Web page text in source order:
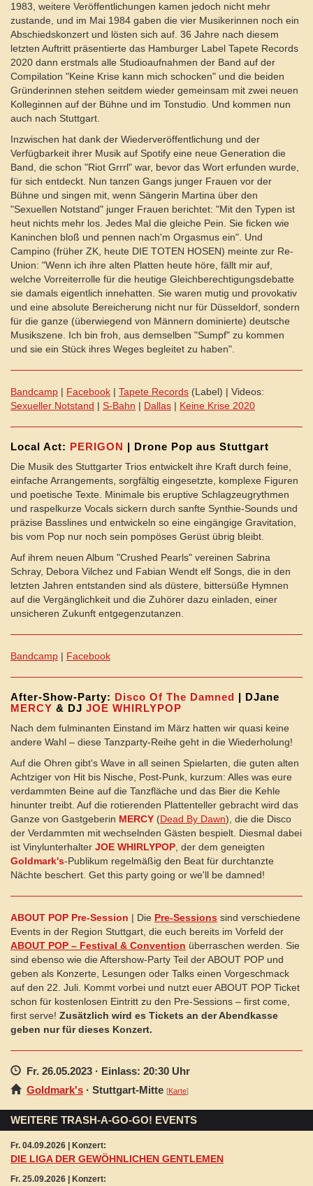
1983, weitere Veröffentlichungen kamen jedoch nicht mehr
zustande, und im Mai 1984 gaben die vier Musikerinnen noch ein
Abschiedskonzert und lösten sich auf. 36 Jahre nach diesem
letzten Auftritt präsentierte das Hamburger Label Tapete Records
2020 dann erstmals alle Studioaufnahmen der Band auf der
Compilation "Keine Krise kann mich schocken" und die beiden
Gründerinnen stehen seitdem wieder gemeinsam mit zwei neuen
Kolleginnen auf der Bühne und im Tonstudio. Und kommen nun
auch nach Stuttgart.
Inzwischen hat dank der Wiederveröffentlichung und der
Verfügbarkeit ihrer Musik auf Spotify eine neue Generation die
Band, die schon "Riot Grrrl" war, bevor das Wort erfunden wurde,
für sich entdeckt. Nun tanzen Gangs junger Frauen vor der
Bühne und singen mit, wenn Sängerin Martina über den
"Sexuellen Notstand" junger Frauen berichtet: "Mit den Typen ist
heut nichts mehr los. Jedes Mal die gleiche Pein. Sie ficken wie
Kaninchen bloß und pennen nach'm Orgasmus ein". Und
Campino (früher ZK, heute DIE TOTEN HOSEN) meinte zur Re-
Union: "Wenn ich ihre alten Platten heute höre, fällt mir auf,
welche Vorreiterrolle für die heutige Gleichberechtigungsdebatte
sie damals eigentlich innehatten. Sie waren mutig und provokativ
und eine absolute Bereicherung nicht nur für Düsseldorf, sondern
für die ganze (überwiegend von Männern dominierte) deutsche
Musikszene. Ich bin froh, aus demselben "Sumpf" zu kommen
und sie ein Stück ihres Weges begleitet zu haben".
Bandcamp | Facebook | Tapete Records (Label) | Videos:
Sexueller Notstand | S-Bahn | Dallas | Keine Krise 2020
Local Act: PERIGON | Drone Pop aus Stuttgart
Die Musik des Stuttgarter Trios entwickelt ihre Kraft durch feine,
einfache Arrangements, sorgfältig eingesetzte, komplexe Figuren
und poetische Texte. Minimale bis eruptive Schlagzeugrythmen
und raspelkurze Vocals sickern durch sanfte Synthie-Sounds und
präzise Basslines und entwickeln so eine eingängige Gravitation,
bis vom Pop nur noch sein pompöses Gerüst übrig bleibt.
Auf ihrem neuen Album "Crushed Pearls" vereinen Sabrina
Schray, Debora Vilchez und Fabian Wendt elf Songs, die in den
letzten Jahren entstanden sind als düstere, bittersüße Hymnen
auf die Vergänglichkeit und die Zuhörer dazu einladen, einer
unsicheren Zukunft entgegenzutanzen.
Bandcamp | Facebook
After-Show-Party: Disco Of The Damned | DJane
MERCY & DJ JOE WHIRLYPOP
Nach dem fulminanten Einstand im März hatten wir quasi keine
andere Wahl – diese Tanzparty-Reihe geht in die Wiederholung!
Auf die Ohren gibt's Wave in all seinen Spielarten, die guten alten
Achtziger von Hit bis Nische, Post-Punk, kurzum: Alles was eure
verdammten Beine auf die Tanzfläche und das Bier die Kehle
hinunter treibt. Auf die rotierenden Plattenteller gebracht wird das
Ganze von Gastgeberin MERCY (Dead By Dawn), die die Disco
der Verdammten mit wechselnden Gästen bespielt. Diesmal dabei
ist Vinylunterhalter JOE WHIRLYPOP, der dem geneigten
Goldmark's-Publikum regelmäßig den Beat für durchtanzte
Nächte beschert. Get this party going or we'll be damned!
ABOUT POP Pre-Session | Die Pre-Sessions sind verschiedene
Events in der Region Stuttgart, die euch bereits im Vorfeld der
ABOUT POP – Festival & Convention überraschen werden. Sie
sind ebenso wie die Aftershow-Party Teil der ABOUT POP und
geben als Konzerte, Lesungen oder Talks einen Vorgeschmack
auf den 22. Juli. Kommt vorbei und nutzt euer ABOUT POP Ticket
schon für kostenlosen Eintritt zu den Pre-Sessions – first come,
first serve! Zusätzlich wird es Tickets an der Abendkasse
geben nur für dieses Konzert.
Fr. 26.05.2023 · Einlass: 20:30 Uhr
Goldmark's · Stuttgart-Mitte [Karte]
WEITERE TRASH-A-GO-GO! EVENTS
Fr. 04.09.2026 | Konzert:
DIE LIGA DER GEWÖHNLICHEN GENTLEMEN
Fr. 25.09.2026 | Konzert: